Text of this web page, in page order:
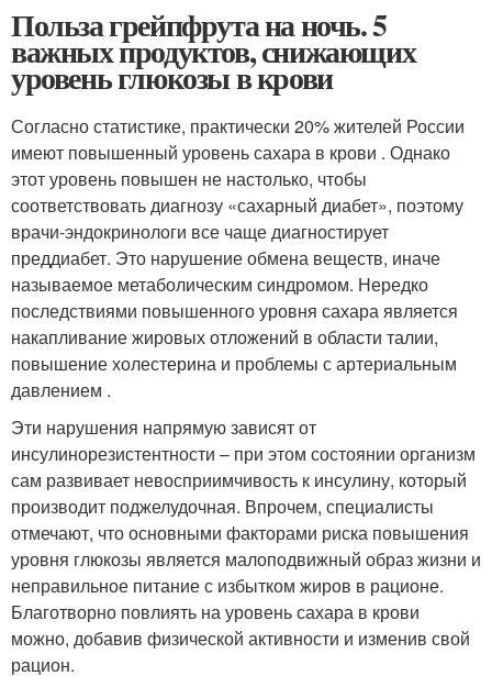
Польза грейпфрута на ночь. 5
важных продуктов, снижающих
уровень глюкозы в крови
Согласно статистике, практически 20% жителей России
имеют повышенный уровень сахара в крови . Однако
этот уровень повышен не настолько, чтобы
соответствовать диагнозу «сахарный диабет», поэтому
врачи-эндокринологи все чаще диагностирует
преддиабет. Это нарушение обмена веществ, иначе
называемое метаболическим синдромом. Нередко
последствиями повышенного уровня сахара является
накапливание жировых отложений в области талии,
повышение холестерина и проблемы с артериальным
давлением .
Эти нарушения напрямую зависят от
инсулинорезистентности – при этом состоянии организм
сам развивает невосприимчивость к инсулину, который
производит поджелудочная. Впрочем, специалисты
отмечают, что основными факторами риска повышения
уровня глюкозы является малоподвижный образ жизни и
неправильное питание с избытком жиров в рационе.
Благотворно повлиять на уровень сахара в крови
можно, добавив физической активности и изменив свой
рацион.